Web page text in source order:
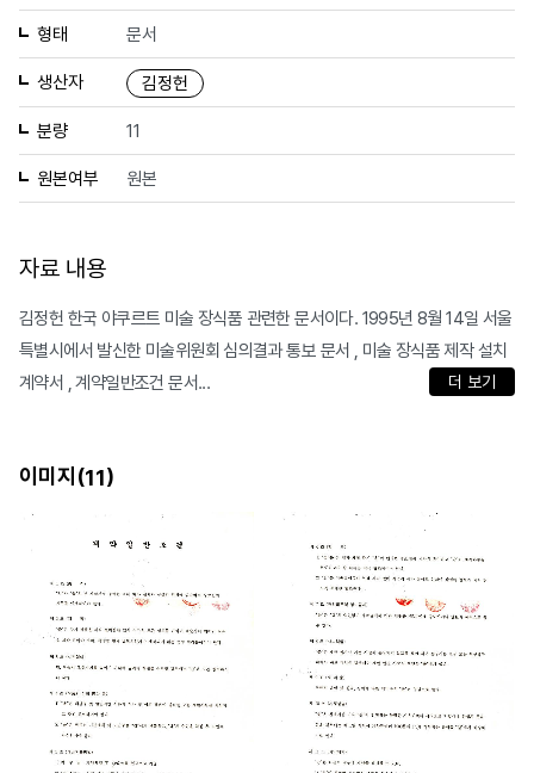
형태 문서
생산자 김정헌
분량 11
원본여부 원본
자료 내용
김정헌 한국 야쿠르트 미술 장식품 관련한 문서이다. 1995년 8월 14일 서울
특별시에서 발신한 미술위원회 심의결과 통보 문서 , 미술 장식품 제작 설치
계약서 , 계약일반조건 문서...
더 보기
이미지(11)